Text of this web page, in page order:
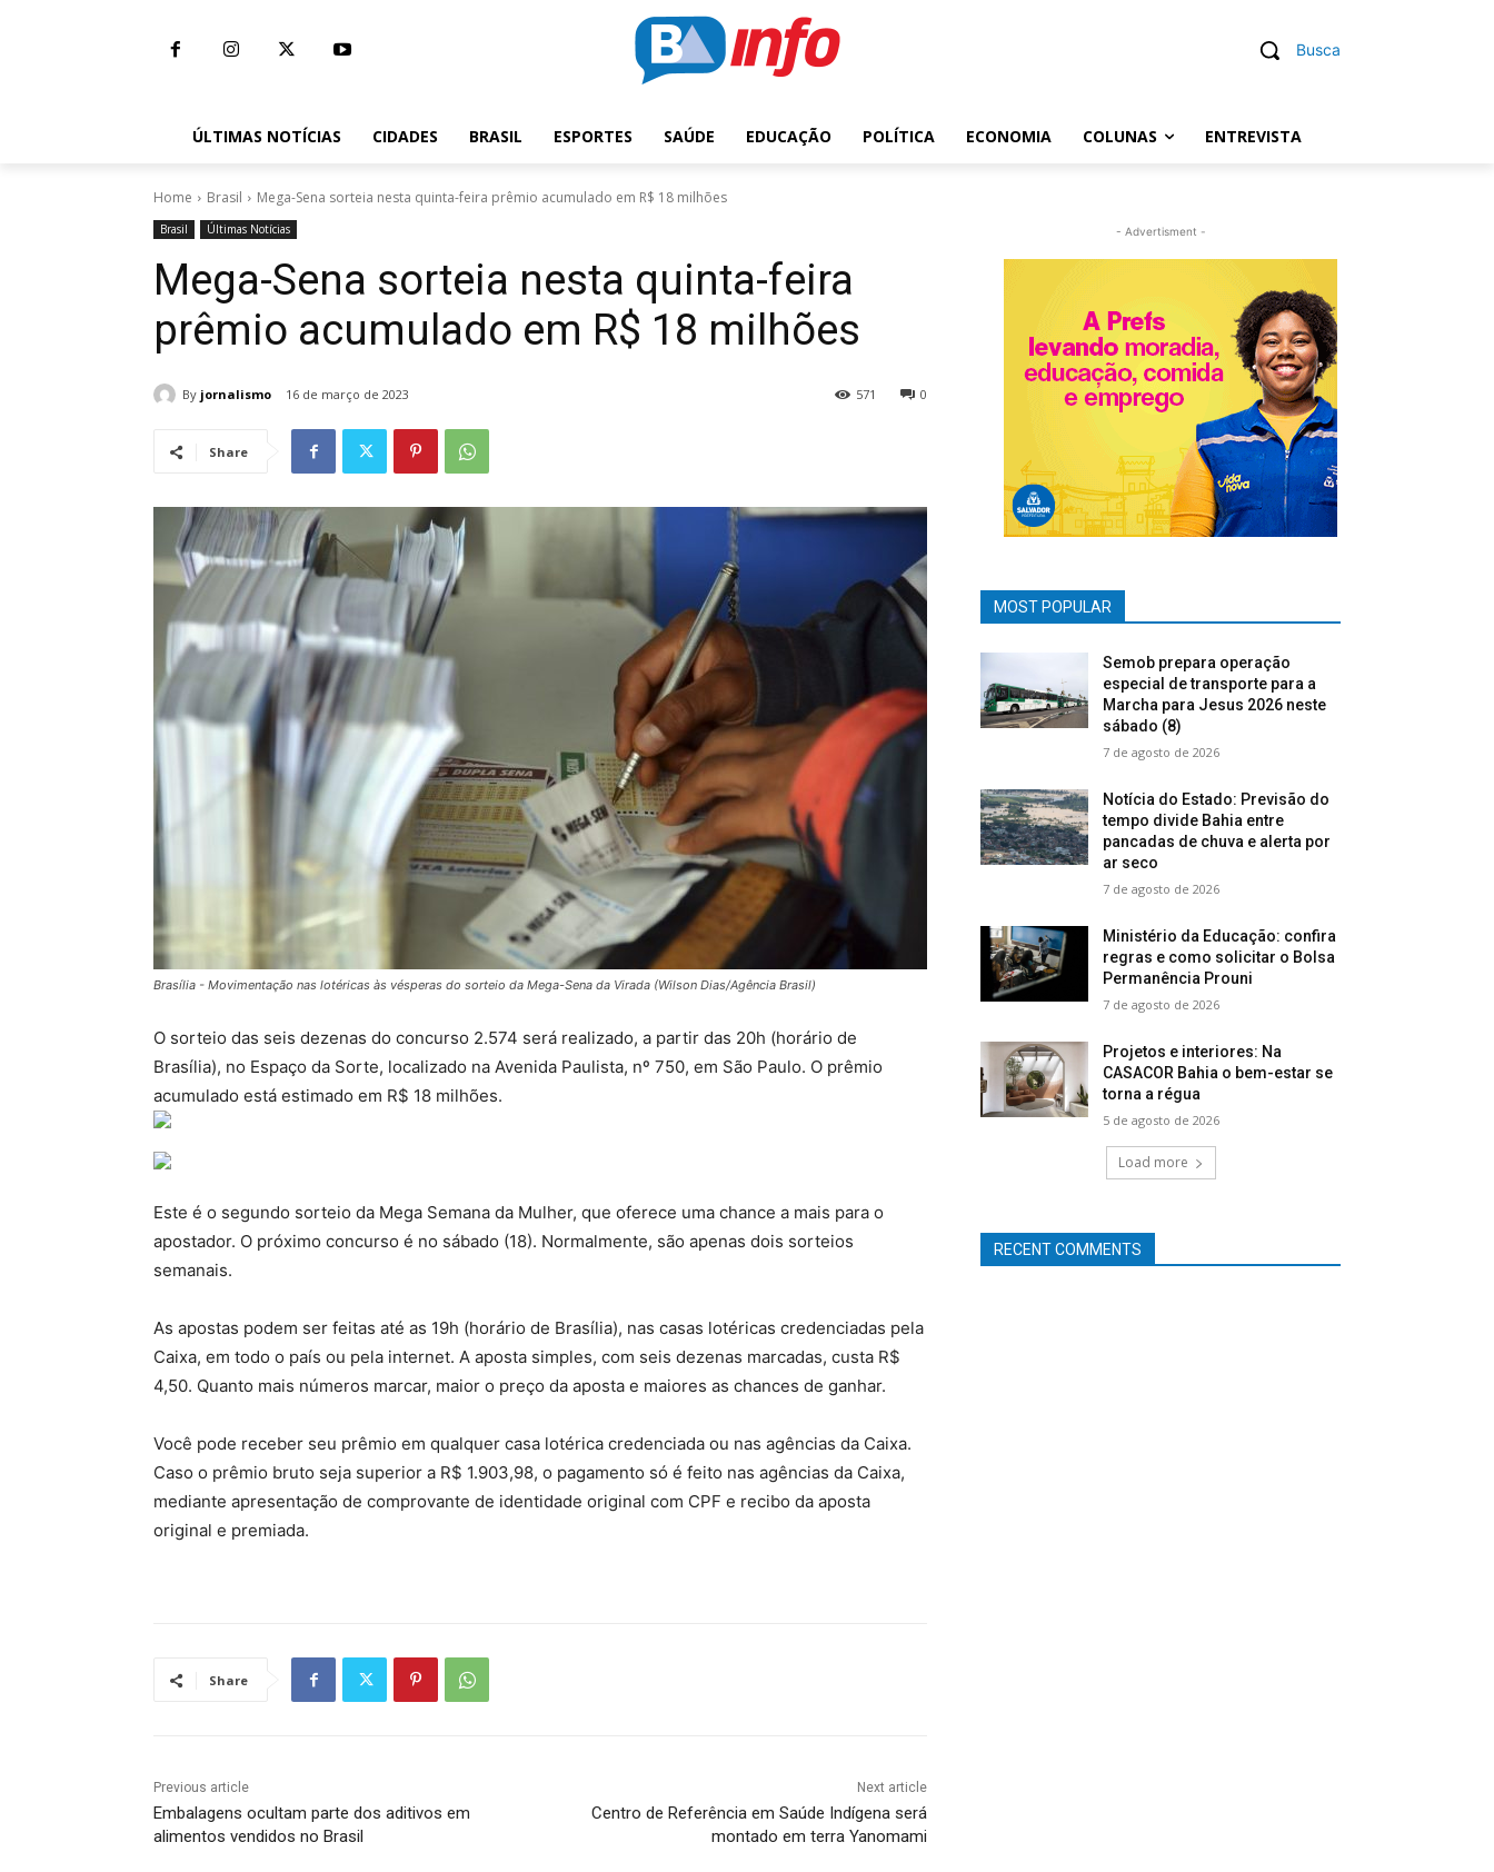
Busca
ÚLTIMAS NOTÍCIAS CIDADES BRASIL ESPORTES SAÚDE EDUCAÇÃO POLÍTICA ECONOMIA COLUNAS ENTREVISTA
Home Brasil Mega-Sena sorteia nesta quinta-feira prêmio acumulado em R$ 18 milhões
Brasil Últimas Notícias
Mega-Sena sorteia nesta quinta-feira
prêmio acumulado em R$ 18 milhões
By jornalismo 16 de março de 2023 0
571
Share
Brasília - Movimentação nas lotéricas às vésperas do sorteio da Mega-Sena da Virada (Wilson Dias/Agência Brasil)
O sorteio das seis dezenas do concurso 2.574 será realizado, a partir das 20h (horário de
Brasília), no Espaço da Sorte, localizado na Avenida Paulista, nº 750, em São Paulo. O prêmio
acumulado está estimado em R$ 18 milhões.
Este é o segundo sorteio da Mega Semana da Mulher, que oferece uma chance a mais para o
apostador. O próximo concurso é no sábado (18). Normalmente, são apenas dois sorteios
semanais.
As apostas podem ser feitas até as 19h (horário de Brasília), nas casas lotéricas credenciadas pela
Caixa, em todo o país ou pela internet. A aposta simples, com seis dezenas marcadas, custa R$
4,50. Quanto mais números marcar, maior o preço da aposta e maiores as chances de ganhar.
Você pode receber seu prêmio em qualquer casa lotérica credenciada ​ou nas agências da Caixa.
Caso o prêmio bruto seja superior a R$ 1.903,98, o pagamento só é feito nas agências da Caixa,
mediante apresentação de comprovante de identidade original com CPF e recibo da aposta
original e premiada.
Share
Previous article
Embalagens ocultam parte dos aditivos em
alimentos vendidos no Brasil
Next article
Centro de Referência em Saúde Indígena será
montado em terra Yanomami
- Advertisment -
MOST POPULAR
Semob prepara operação
especial de transporte para a
Marcha para Jesus 2026 neste
sábado (8)
7 de agosto de 2026
Notícia do Estado: Previsão do
tempo divide Bahia entre
pancadas de chuva e alerta por
ar seco
7 de agosto de 2026
Ministério da Educação: confira
regras e como solicitar o Bolsa
Permanência Prouni
7 de agosto de 2026
Projetos e interiores: Na
CASACOR Bahia o bem-estar se
torna a régua
5 de agosto de 2026
Load more
RECENT COMMENTS